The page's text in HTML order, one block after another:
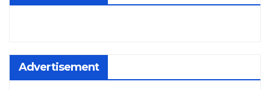
Advertisement